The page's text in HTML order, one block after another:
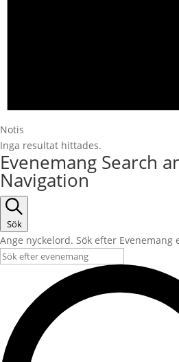
Notis
Inga resultat hittades.
Evenemang Search
Navigation
Sök
Ange nyckelord. Sök efter Evenemang